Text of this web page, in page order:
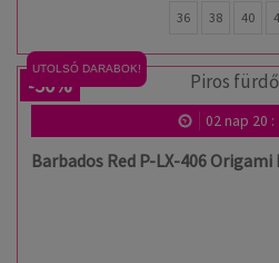
36 38 40
UTOLSÓ DARABOK!
-50%
02 nap 20 :
Barbados Red P-LX-406